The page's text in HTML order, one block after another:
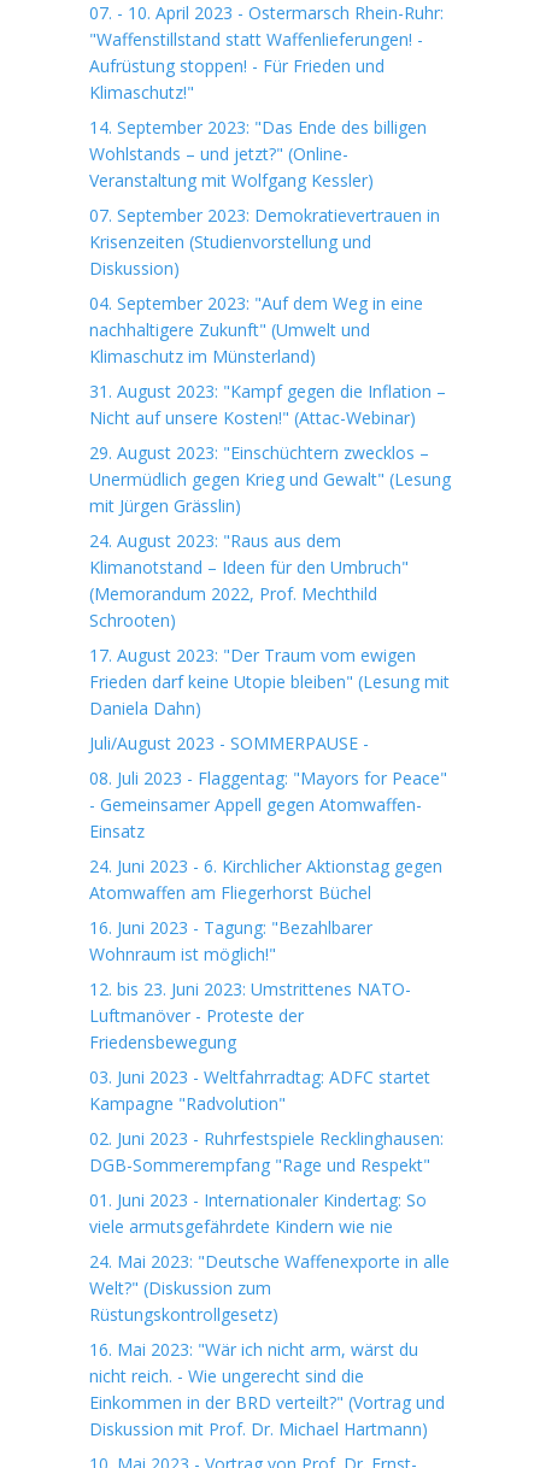
07. - 10. April 2023 - Ostermarsch Rhein-Ruhr:
"Waffenstillstand statt Waffenlieferungen! -
Aufrüstung stoppen! - Für Frieden und
Klimaschutz!"
14. September 2023: "Das Ende des billigen
Wohlstands – und jetzt?" (Online-
Veranstaltung mit Wolfgang Kessler)
07. September 2023: Demokratievertrauen in
Krisenzeiten (Studienvorstellung und
Diskussion)
04. September 2023: "Auf dem Weg in eine
nachhaltigere Zukunft" (Umwelt und
Klimaschutz im Münsterland)
31. August 2023: "Kampf gegen die Inflation –
Nicht auf unsere Kosten!" (Attac-Webinar)
29. August 2023: "Einschüchtern zwecklos –
Unermüdlich gegen Krieg und Gewalt" (Lesung
mit Jürgen Grässlin)
24. August 2023: "Raus aus dem
Klimanotstand – Ideen für den Umbruch"
(Memorandum 2022, Prof. Mechthild
Schrooten)
17. August 2023: "Der Traum vom ewigen
Frieden darf keine Utopie bleiben" (Lesung mit
Daniela Dahn)
Juli/August 2023 - SOMMERPAUSE -
08. Juli 2023 - Flaggentag: "Mayors for Peace"
- Gemeinsamer Appell gegen Atomwaffen-
Einsatz
24. Juni 2023 - 6. Kirchlicher Aktionstag gegen
Atomwaffen am Fliegerhorst Büchel
16. Juni 2023 - Tagung: "Bezahlbarer
Wohnraum ist möglich!"
12. bis 23. Juni 2023: Umstrittenes NATO-
Luftmanöver - Proteste der
Friedensbewegung
03. Juni 2023 - Weltfahrradtag: ADFC startet
Kampagne "Radvolution"
02. Juni 2023 - Ruhrfestspiele Recklinghausen:
DGB-Sommerempfang "Rage und Respekt"
01. Juni 2023 - Internationaler Kindertag: So
viele armutsgefährdete Kindern wie nie
24. Mai 2023: "Deutsche Waffenexporte in alle
Welt?" (Diskussion zum
Rüstungskontrollgesetz)
16. Mai 2023: "Wär ich nicht arm, wärst du
nicht reich. - Wie ungerecht sind die
Einkommen in der BRD verteilt?" (Vortrag und
Diskussion mit Prof. Dr. Michael Hartmann)